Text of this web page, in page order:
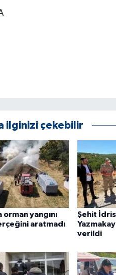
ilginizi çekebilir
yangını
aratmadı
Şehit İdris
verildi